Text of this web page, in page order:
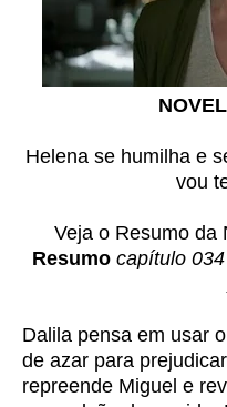
Helena se humilha e
vou
Veja o Resumo da
Resumo capítulo 034
Dalila pensa em usar
de azar para
repreende Miguel e